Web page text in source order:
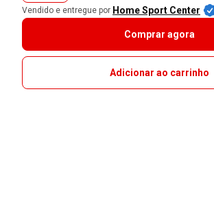
Vendido e entregue por Home Sport Center
Comprar agora
Adicionar ao carrinho